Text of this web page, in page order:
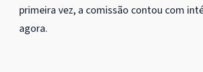
primeira vez, a comissão contou com
agora.